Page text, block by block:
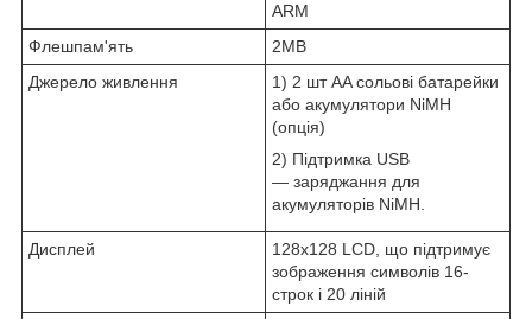
ARM
Флешпам'ять
2MB
Джерело живлення
1) 2 шт AA сольові батарейки
або акумулятори NiMH
(опція)
2) Підтримка USB
— заряджання для
акумуляторів NiMH.
Дисплей
128х128 LCD, що підтримує
зображення символів 16-
строк і 20 ліній